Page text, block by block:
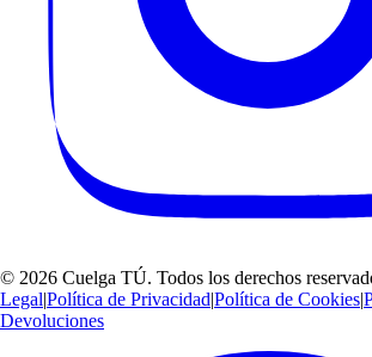
© 2026 Cuelga TÚ. Todos los derechos
Legal|Política de Privacidad|Política de Cookies|
Devoluciones